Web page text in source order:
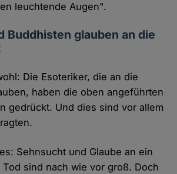
leuchtende Augen".
Buddhisten glauben an die
Die Esoteriker, die an die
haben die oben angeführten
gedrückt. Und dies sind vor allem
Sehnsucht und Glaube an ein
sind nach wie vor groß. Doch